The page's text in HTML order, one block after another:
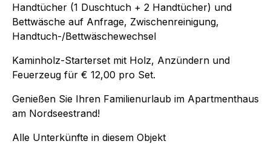
Handtücher (1 Duschtuch + 2 Handtücher) und
Bettwäsche auf Anfrage, Zwischenreinigung,
Handtuch-/Bettwäschewechsel
Kaminholz-Starterset mit Holz, Anzündern und
Feuerzeug für € 12,00 pro Set.
Genießen Sie Ihren Familienurlaub im Apartmenthaus
am Nordseestrand!
Alle Unterkünfte in diesem Objekt